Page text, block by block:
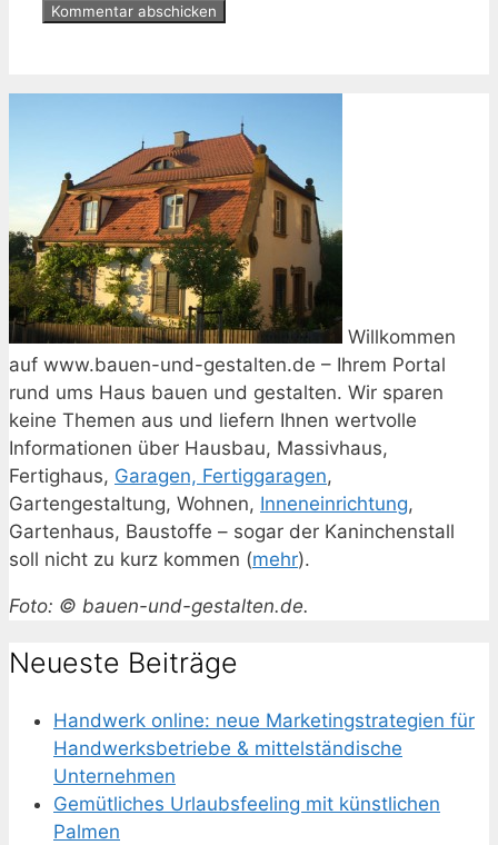
Willkommen
auf www.bauen-und-gestalten.de – Ihrem Portal
rund ums Haus bauen und gestalten. Wir sparen
keine Themen aus und liefern Ihnen wertvolle
Informationen über Hausbau, Massivhaus,
Fertighaus, Garagen, Fertiggaragen,
Gartengestaltung, Wohnen, Inneneinrichtung,
Gartenhaus, Baustoffe – sogar der Kaninchenstall
soll nicht zu kurz kommen (mehr).
Foto: © bauen-und-gestalten.de.
Neueste Beiträge
Handwerk online: neue Marketingstrategien für
Handwerksbetriebe & mittelständische
Unternehmen
Gemütliches Urlaubsfeeling mit künstlichen
Palmen